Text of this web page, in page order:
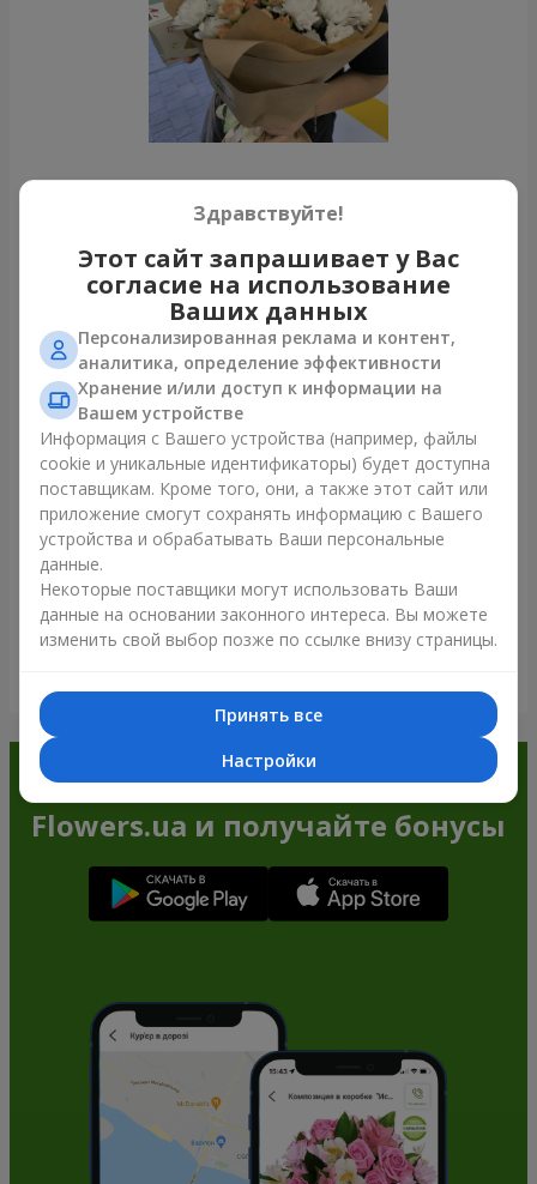
Все фото доставок
Заказать этот товар
Наши клиенты
Заказывайте в приложении
Flowers.ua и получайте бонусы
Здравствуйте!
Этот сайт запрашивает у Вас
согласие на использование
Ваших данных
Персонализированная реклама и контент,
аналитика, определение эффективности
Хранение и/или доступ к информации на
Вашем устройстве
Информация с Вашего устройства (например, файлы
cookie и уникальные идентификаторы) будет доступна
поставщикам. Кроме того, они, а также этот сайт или
приложение смогут сохранять информацию с Вашего
устройства и обрабатывать Ваши персональные
данные.
Некоторые поставщики могут использовать Ваши
данные на основании законного интереса. Вы можете
изменить свой выбор позже по ссылке внизу страницы.
Принять все
Настройки